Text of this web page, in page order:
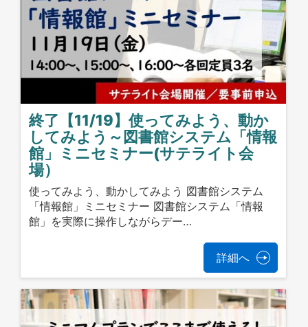
終了【11/19】使ってみよう、動か
してみよう～図書館システム「情報
館」ミニセミナー(サテライト会
場）
使ってみよう、動かしてみよう 図書館システム
「情報館」ミニセミナー 図書館システム「情報
館」を実際に操作しながらデー…
詳細へ